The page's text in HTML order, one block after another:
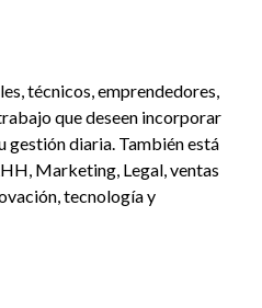
técnicos, emprendedores,
que deseen incorporar
diaria. También está
Marketing, Legal, ventas
tecnología y